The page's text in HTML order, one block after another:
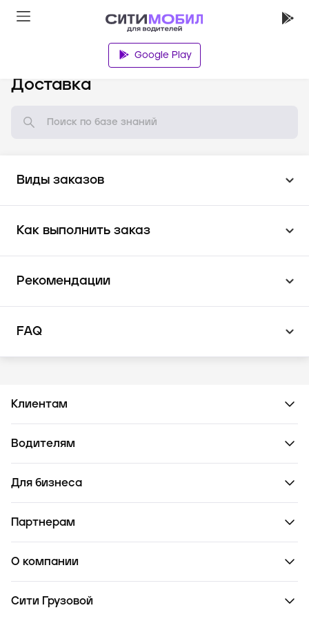
Google Play
Доставка
Виды заказов
Как выполнить заказ
Рекомендации
FAQ
Клиентам
Водителям
Для бизнеса
Партнерам
О компании
Сити Грузовой